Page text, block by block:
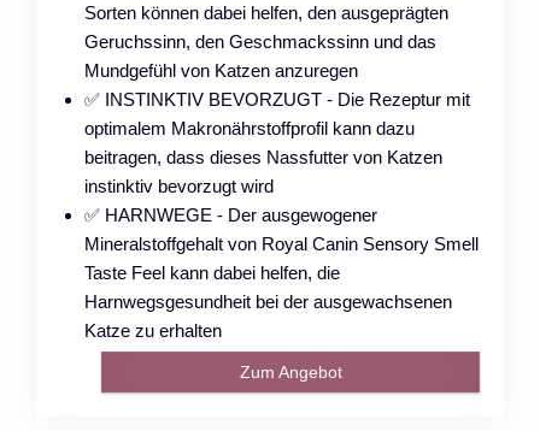
Sorten können dabei helfen, den ausgeprägten
Geruchssinn, den Geschmackssinn und das
Mundgefühl von Katzen anzuregen
✅ INSTINKTIV BEVORZUGT - Die Rezeptur mit
optimalem Makronährstoffprofil kann dazu
beitragen, dass dieses Nassfutter von Katzen
instinktiv bevorzugt wird
✅ HARNWEGE - Der ausgewogener
Mineralstoffgehalt von Royal Canin Sensory Smell
Taste Feel kann dabei helfen, die
Harnwegsgesundheit bei der ausgewachsenen
Katze zu erhalten
Zum Angebot